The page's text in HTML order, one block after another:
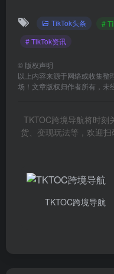
TikTok头条 #
# TikTok资讯
© 版权声明
以上内容来源于网络或收集整
场！文章版权归作者所有，未
TKTOC跨境导航将时刻
货、变现玩法等，欢迎
TKTOC跨境导航